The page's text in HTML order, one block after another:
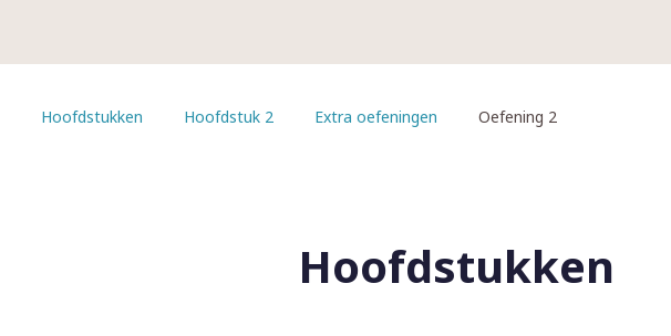
Hoofdstukken Hoofdstuk 2 Extra oefeningen Oefening 2
Hoofdstukken